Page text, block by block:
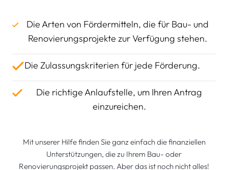
Die Arten von Fördermitteln, die für Bau- und
Renovierungsprojekte zur Verfügung stehen.
Die Zulassungskriterien für jede Förderung.
Die richtige Anlaufstelle, um Ihren Antrag
einzureichen.
Mit unserer Hilfe finden Sie ganz einfach die finanziellen
Unterstützungen, die zu Ihrem Bau- oder
Renovierungsprojekt passen. Aber das ist noch nicht alles!